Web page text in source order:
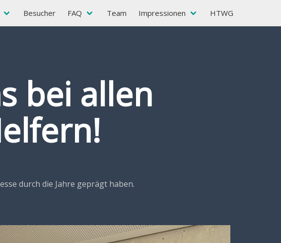
Besucher FAQ Team Impressionen HTWG
bei allen
durch die Jahre geprägt haben.